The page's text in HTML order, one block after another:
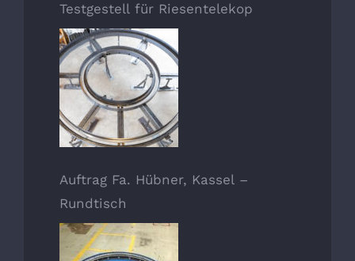
Testgestell für Riesentelekop
Auftrag Fa. Hübner, Kassel –
Rundtisch